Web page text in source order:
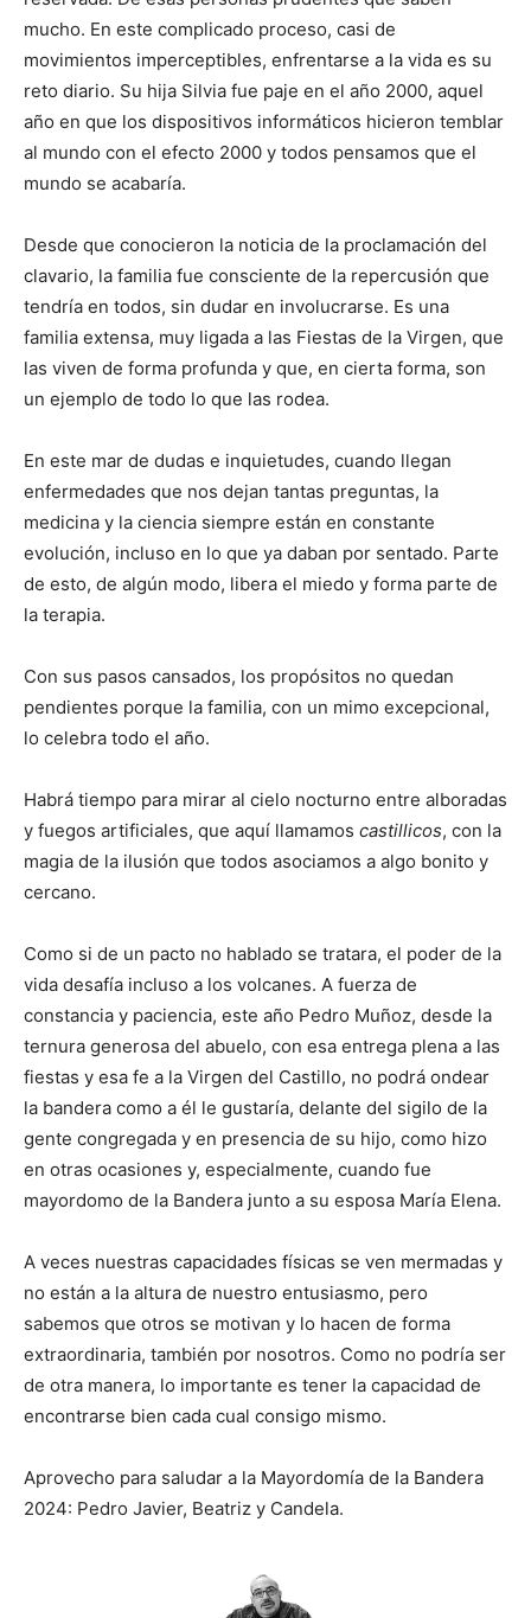
mucho. En este complicado proceso, casi de
movimientos imperceptibles, enfrentarse a la vida es su
reto diario. Su hija Silvia fue paje en el año 2000, aquel
año en que los dispositivos informáticos hicieron temblar
al mundo con el efecto 2000 y todos pensamos que el
mundo se acabaría.
Desde que conocieron la noticia de la proclamación del
clavario, la familia fue consciente de la repercusión que
tendría en todos, sin dudar en involucrarse. Es una
familia extensa, muy ligada a las Fiestas de la Virgen, que
las viven de forma profunda y que, en cierta forma, son
un ejemplo de todo lo que las rodea.
En este mar de dudas e inquietudes, cuando llegan
enfermedades que nos dejan tantas preguntas, la
medicina y la ciencia siempre están en constante
evolución, incluso en lo que ya daban por sentado. Parte
de esto, de algún modo, libera el miedo y forma parte de
la terapia.
Con sus pasos cansados, los propósitos no quedan
pendientes porque la familia, con un mimo excepcional,
lo celebra todo el año.
Habrá tiempo para mirar al cielo nocturno entre alboradas
y fuegos artificiales, que aquí llamamos castillicos, con la
magia de la ilusión que todos asociamos a algo bonito y
cercano.
Como si de un pacto no hablado se tratara, el poder de la
vida desafía incluso a los volcanes. A fuerza de
constancia y paciencia, este año Pedro Muñoz, desde la
ternura generosa del abuelo, con esa entrega plena a las
fiestas y esa fe a la Virgen del Castillo, no podrá ondear
la bandera como a él le gustaría, delante del sigilo de la
gente congregada y en presencia de su hijo, como hizo
en otras ocasiones y, especialmente, cuando fue
mayordomo de la Bandera junto a su esposa María Elena.
A veces nuestras capacidades físicas se ven mermadas y
no están a la altura de nuestro entusiasmo, pero
sabemos que otros se motivan y lo hacen de forma
extraordinaria, también por nosotros. Como no podría ser
de otra manera, lo importante es tener la capacidad de
encontrarse bien cada cual consigo mismo.
Aprovecho para saludar a la Mayordomía de la Bandera
2024: Pedro Javier, Beatriz y Candela.